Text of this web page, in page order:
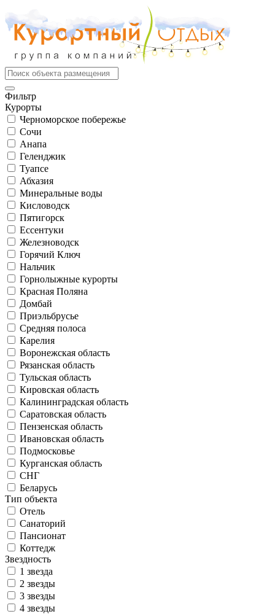
Фильтр
Курорты
Черноморское побережье
Сочи
Анапа
Геленджик
Туапсе
Абхазия
Минеральные воды
Кисловодск
Пятигорск
Ессентуки
Железноводск
Горячий Ключ
Нальчик
Горнолыжные курорты
Красная Поляна
Домбай
Приэльбрусье
Средняя полоса
Карелия
Воронежская область
Рязанская область
Тульская область
Кировская область
Калининградская область
Саратовская область
Пензенская область
Ивановская область
Подмосковье
Курганская область
СНГ
Беларусь
Тип объекта
Отель
Санаторий
Пансионат
Коттедж
Звездность
1 звезда
2 звезды
3 звезды
4 звезды